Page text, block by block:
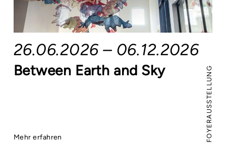
FOYERAUSSTELLUNG
26.06.2026 – 06.12.2026
Between Earth and Sky
Mehr erfahren